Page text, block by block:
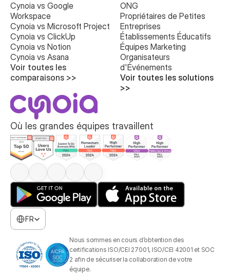
Où les grandes équipes travaillent
Select Language
FR
Nous sommes en cours d’obtention des
certifications ISO/CEI 27001, ISO/CEI 42001 et SOC
2 afin de sécuriser la collaboration de votre
équipe.
ONG
Propriétaires de Petites
Entreprises
Établissements Éducatifs
Équipes Marketing
Organisateurs
d'Événements
Voir toutes les solutions
>>
Cynoia vs Google
Workspace
Cynoia vs Microsoft Project
Cynoia vs ClickUp
Cynoia vs Notion
Cynoia vs Asana
Voir toutes les
comparaisons >>